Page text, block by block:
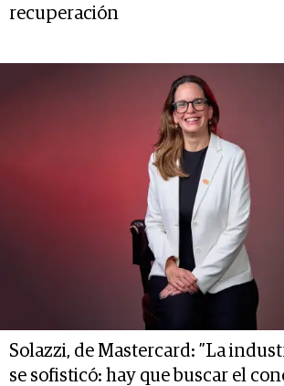
recuperación
Solazzi, de Mastercard: ”La
se sofisticó: hay que buscar el